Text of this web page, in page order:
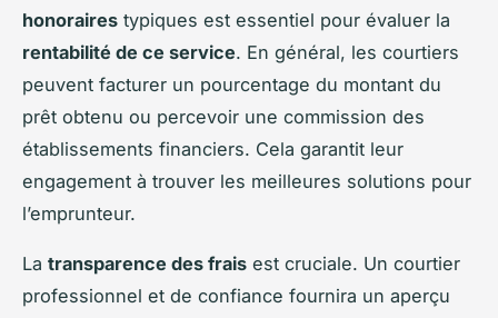
honoraires typiques est essentiel pour évaluer la
rentabilité de ce service. En général, les courtiers
peuvent facturer un pourcentage du montant du
prêt obtenu ou percevoir une commission des
établissements financiers. Cela garantit leur
engagement à trouver les meilleures solutions pour
l’emprunteur.
La transparence des frais est cruciale. Un courtier
professionnel et de confiance fournira un aperçu